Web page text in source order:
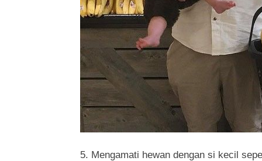
5. Mengamati hewan dengan si kecil